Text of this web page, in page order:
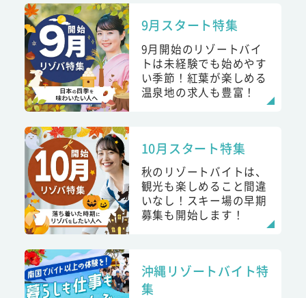
9月スタート特集
9月開始のリゾートバイ
トは未経験でも始めやす
い季節！紅葉が楽しめる
温泉地の求人も豊富！
10月スタート特集
秋のリゾートバイトは、
観光も楽しめること間違
いなし！スキー場の早期
募集も開始します！
沖縄リゾートバイト特
集